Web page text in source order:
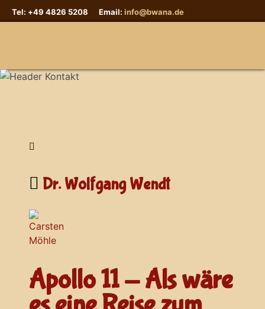
Tel: +49 4826 5208 Email: info@bwana.de
Sprache auswählen
Dr. Wolfgang Wendt
Apollo 11 - Als wäre